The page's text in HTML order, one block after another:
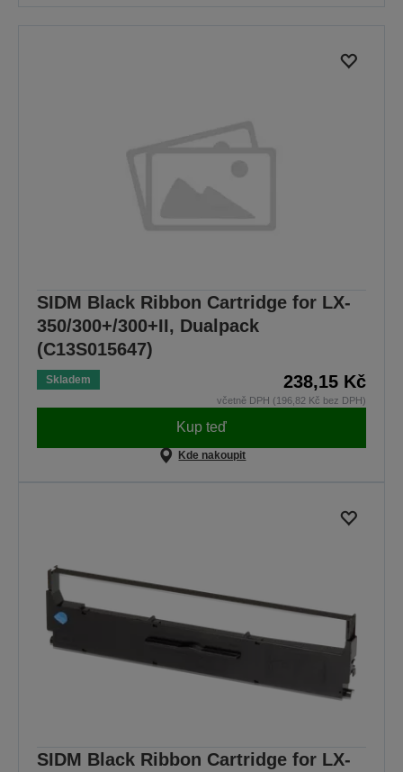
SIDM Black Ribbon Cartridge for LX-
350/300+/300+II, Dualpack
(C13S015647)
Skladem 238,15 Kč
včetně DPH (196,82 Kč bez DPH)
Kup teď
Kde nakoupit
SIDM Black Ribbon Cartridge for LX-